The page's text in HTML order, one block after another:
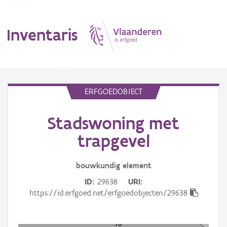
Inventaris
Erfgoedobject
ERFGOEDOBJECT
Stadswoning met
trapgevel
bouwkundig element
ID 29638
URI
https://id.erfgoed.net/erfgoedobjecten/29638